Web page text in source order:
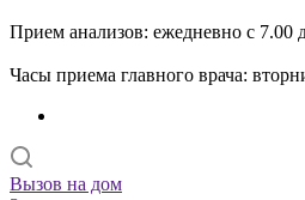
Прием анализов: ежедневно с 7.00
Часы приема главного врача:
Вызов на дом